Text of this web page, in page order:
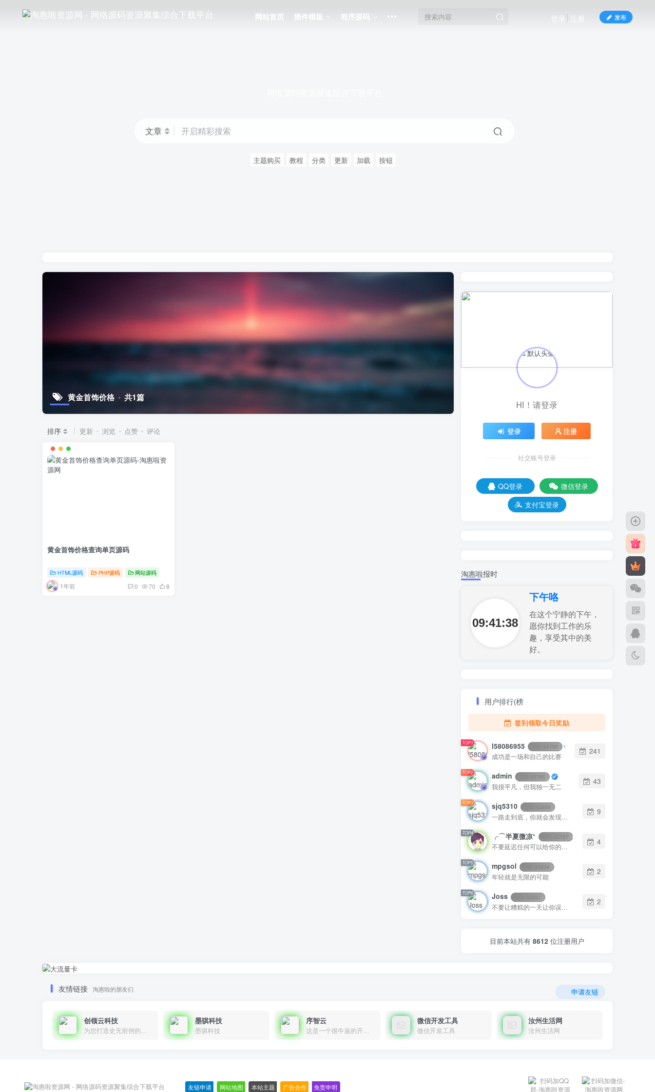
网站首页 插件模板 程序源码 发布
登录 注册
文章 开启精彩搜索
主题购买 教程 分类 更新 加载 按钮
黄金首饰价格 共1篇
排序 更新 浏览 点赞 评论
黄金首饰价格查询单页源码
HTML源码 PHP源码 网站源码
1年前 0 70 8
HI！请登录
登录 注册
社交账号登录
QQ登录
微信登录
支付宝登录
淘惠啦报时
09:41:39
下午咯
在这个宁静的下午，
愿你找到工作的乐
趣，享受其中的美
好。
用户排行(榜
签到领取今日奖励
TOP1 l58086955 65796
成功是一场和自己的比赛
241
TOP2 admin 65785
我很平凡，但我独一无二
43
TOP3 sjq5310 65809
一路走到底，你就会发现那个最佳出口
9
TOP4 ╭⌒半夏微凉° 65787
不要延迟任何可以给你的生活带来欢笑与快乐的事情
4
TOP5 mpgsol 65834
年轻就是无限的可能
2
TOP6 Joss 65851
不要让糟糕的一天让你误以为有个糟糕的人生
2
目前本站共有 8612位注册用户
友情链接 淘惠啦的朋友们 申请友链
创领云科技
为您打造史无前例的应用产品带您认识新时代产品的创新
墨骐科技
墨骐科技
序智云
这是一个很牛逼的开发者，要开发找他准行！
微信开发工具
微信开发工具
汝州生活网
汝州生活网
友链申请 网站地图 本站主题 广告合作 免责申明